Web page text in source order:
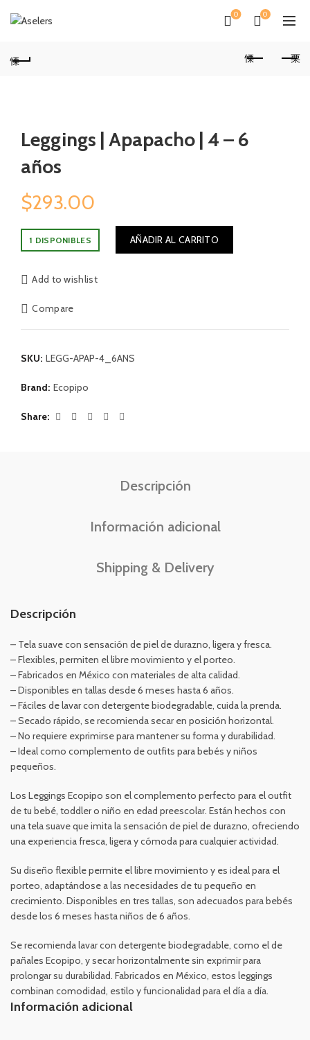
0 0
Leggings | Apapacho | 4 – 6
años
$293.00
1 DISPONIBLES AÑADIR AL CARRITO
Add to wishlist
Compare
SKU: LEGG-APAP-4_6ANS
Brand: Ecopipo
Share
Descripción
Información adicional
Shipping & Delivery
Descripción
– Tela suave con sensación de piel de durazno, ligera y fresca.
– Flexibles, permiten el libre movimiento y el porteo.
– Fabricados en México con materiales de alta calidad.
– Disponibles en tallas desde 6 meses hasta 6 años.
– Fáciles de lavar con detergente biodegradable, cuida la prenda.
– Secado rápido, se recomienda secar en posición horizontal.
– No requiere exprimirse para mantener su forma y durabilidad.
– Ideal como complemento de outfits para bebés y niños
pequeños.
Los Leggings Ecopipo son el complemento perfecto para el outfit
de tu bebé, toddler o niño en edad preescolar. Están hechos con
una tela suave que imita la sensación de piel de durazno, ofreciendo
una experiencia fresca, ligera y cómoda para cualquier actividad.
Su diseño flexible permite el libre movimiento y es ideal para el
porteo, adaptándose a las necesidades de tu pequeño en
crecimiento. Disponibles en tres tallas, son adecuados para bebés
desde los 6 meses hasta niños de 6 años.
Se recomienda lavar con detergente biodegradable, como el de
pañales Ecopipo, y secar horizontalmente sin exprimir para
prolongar su durabilidad. Fabricados en México, estos leggings
combinan comodidad, estilo y funcionalidad para el día a día.
Información adicional